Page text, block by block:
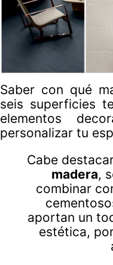
Saber con qué
seis superficies
elementos
personalizar tu
Cabe
madera,
combinar
aportan un
estética,